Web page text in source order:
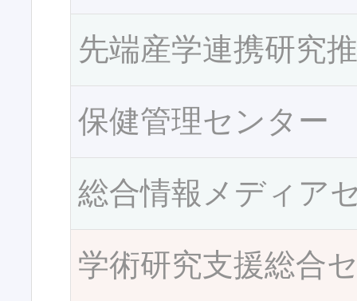
先端産学連携研究
保健管理センター
総合情報メディア
学術研究支援総合